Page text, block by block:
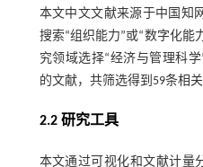
本文中文文献来源于中国知
搜索“组织能力”或“数字化能
究领域选择“经济与管理科
的文献，共筛选得到59条相关
2.2 研究工具
本文通过可视化和文献计量